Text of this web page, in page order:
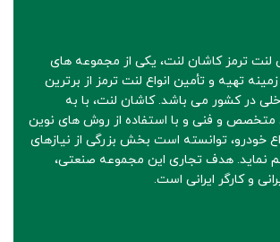
لنت ترمز کاشان لنت، یکی از مجموعه های
تهیه و تأمین انواع لنت ترمز از برترین
در کشور می باشد. کاشان لنت، با به
متخصص و فنی و با استفاده از روش های نوین
خودرو، توانسته است بخش بزرگی از نیازهای
نماید. هدف تجاری این مجموعه صنعتی،
و کارگر ایرانی است.